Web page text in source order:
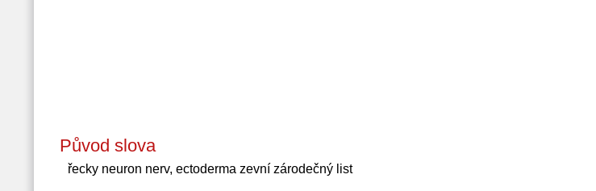
Původ slova
řecky neuron nerv, ectoderma zevní zárodečný list